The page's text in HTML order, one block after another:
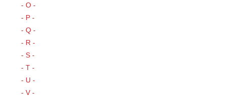
- O -
- P -
- Q -
- R -
- S -
- T -
- U -
- V -